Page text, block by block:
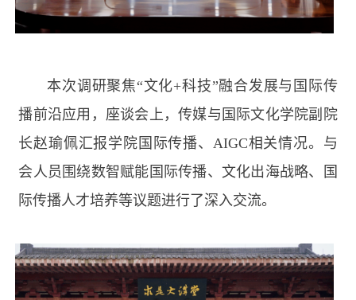
本次调研聚焦“文化+科技”融合发展与国际传
播前沿应用，座谈会上，传媒与国际文化学院副院
长赵瑜佩汇报学院国际传播、 AIGC相关情况。与
会人员围绕数智赋能国际传播、文化出海战略、国
际传播人才培养等议题进行了深入交流。